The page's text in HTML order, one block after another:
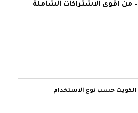
– من أقوى الاشتراكات الشاملة